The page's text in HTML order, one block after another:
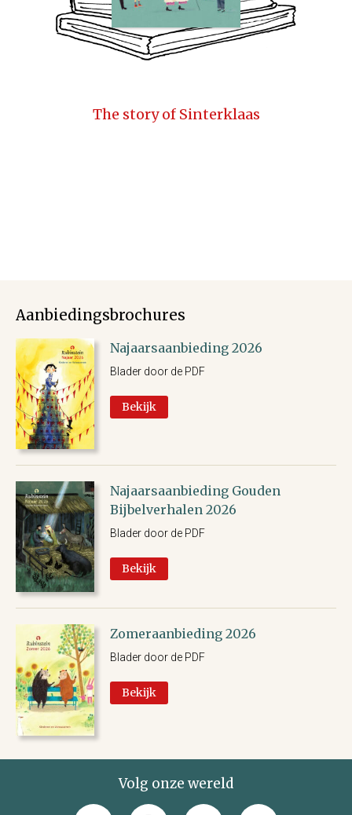
The story of Sinterklaas
Aanbiedingsbrochures
Najaarsaanbieding 2026
Blader door de PDF
Bekijk
Najaarsaanbieding Gouden
Bijbelverhalen 2026
Blader door de PDF
Bekijk
Zomeraanbieding 2026
Blader door de PDF
Bekijk
Volg onze wereld